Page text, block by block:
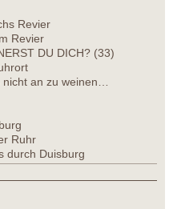
Revier
Revier
DU DICH? (33)
an zu weinen…
Ruhr
durch Duisburg